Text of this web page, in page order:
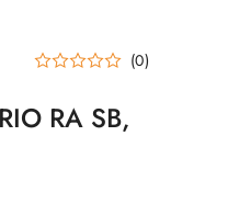
(0)
RA SB,